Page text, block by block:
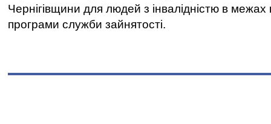
Чернігівщини для людей з інвалідністю в межах
програми служби зайнятості.